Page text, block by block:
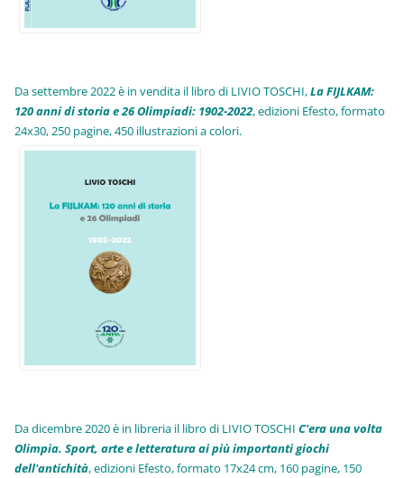
Da settembre 2022 è in vendita il libro di LIVIO TOSCHI,La FIJLKAM:
120 anni di storia e 26 Olimpiadi: 1902-2022, edizioni Efesto, formato
24x30, 250 pagine, 450 illustrazioni a colori.
Da dicembre 2020 è in libreria il libro di LIVIO TOSCHIC'era una volta
Olimpia. Sport, arte e letteratura ai più importanti giochi
dell'antichità,edizioni Efesto, formato 17x24 cm, 160 pagine, 150